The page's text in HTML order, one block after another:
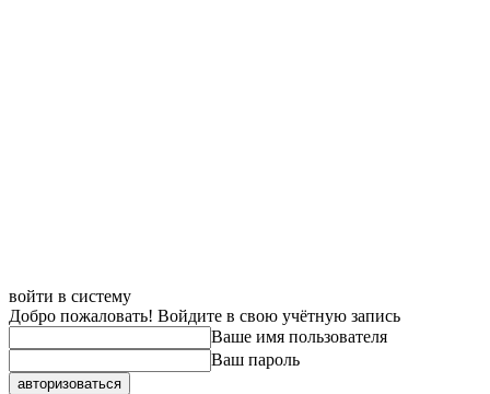
войти в систему
Добро пожаловать! Войдите в свою учётную запись
Ваше имя пользователя
Ваш пароль